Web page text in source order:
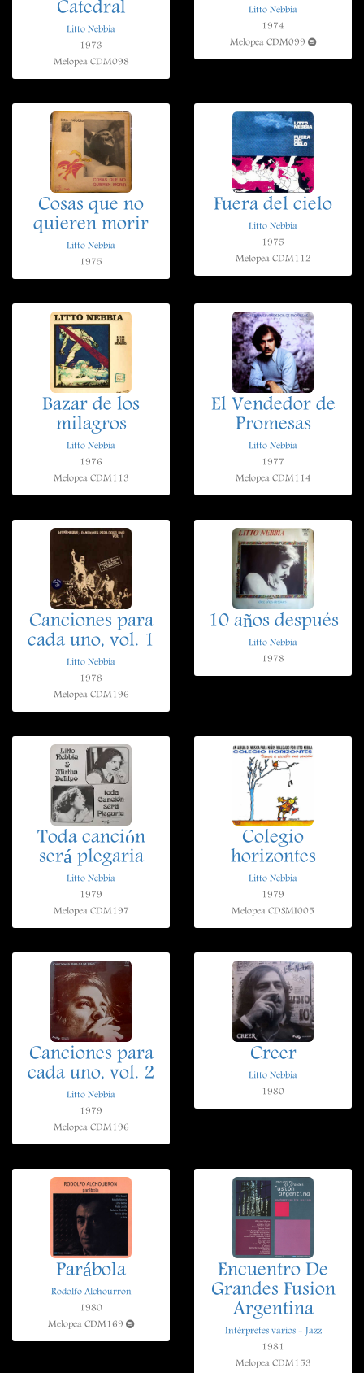
Catedral
Litto Nebbia
1973
Melopea CDM098
Litto Nebbia
1974
Melopea CDM099
Cosas que no
quieren morir
Litto Nebbia
1975
Fuera del cielo
Litto Nebbia
1975
Melopea CDM112
Bazar de los
milagros
Litto Nebbia
1976
Melopea CDM113
El Vendedor de
Promesas
Litto Nebbia
1977
Melopea CDM114
Canciones para
cada uno, vol. 1
Litto Nebbia
1978
Melopea CDM196
10 años después
Litto Nebbia
1978
Toda canción
será plegaria
Litto Nebbia
1979
Melopea CDM197
Colegio
horizontes
Litto Nebbia
1979
Melopea CDSMI005
Canciones para
cada uno, vol. 2
Litto Nebbia
1979
Melopea CDM196
Creer
Litto Nebbia
1980
Parábola
Rodolfo Alchourron
1980
Melopea CDM169
Encuentro De
Grandes Fusion
Argentina
Intérpretes varios - Jazz
1981
Melopea CDM153